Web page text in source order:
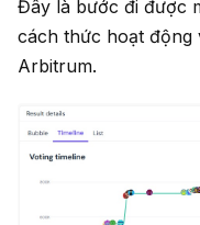
Đây là bước đi được
cách thức hoạt động
Arbitrum.